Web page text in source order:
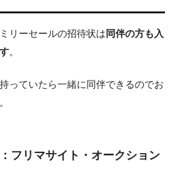
リーセールの招待状は 同伴の方も入
。
っていたら一緒に同伴できるのでお
フリマサイト・オークション